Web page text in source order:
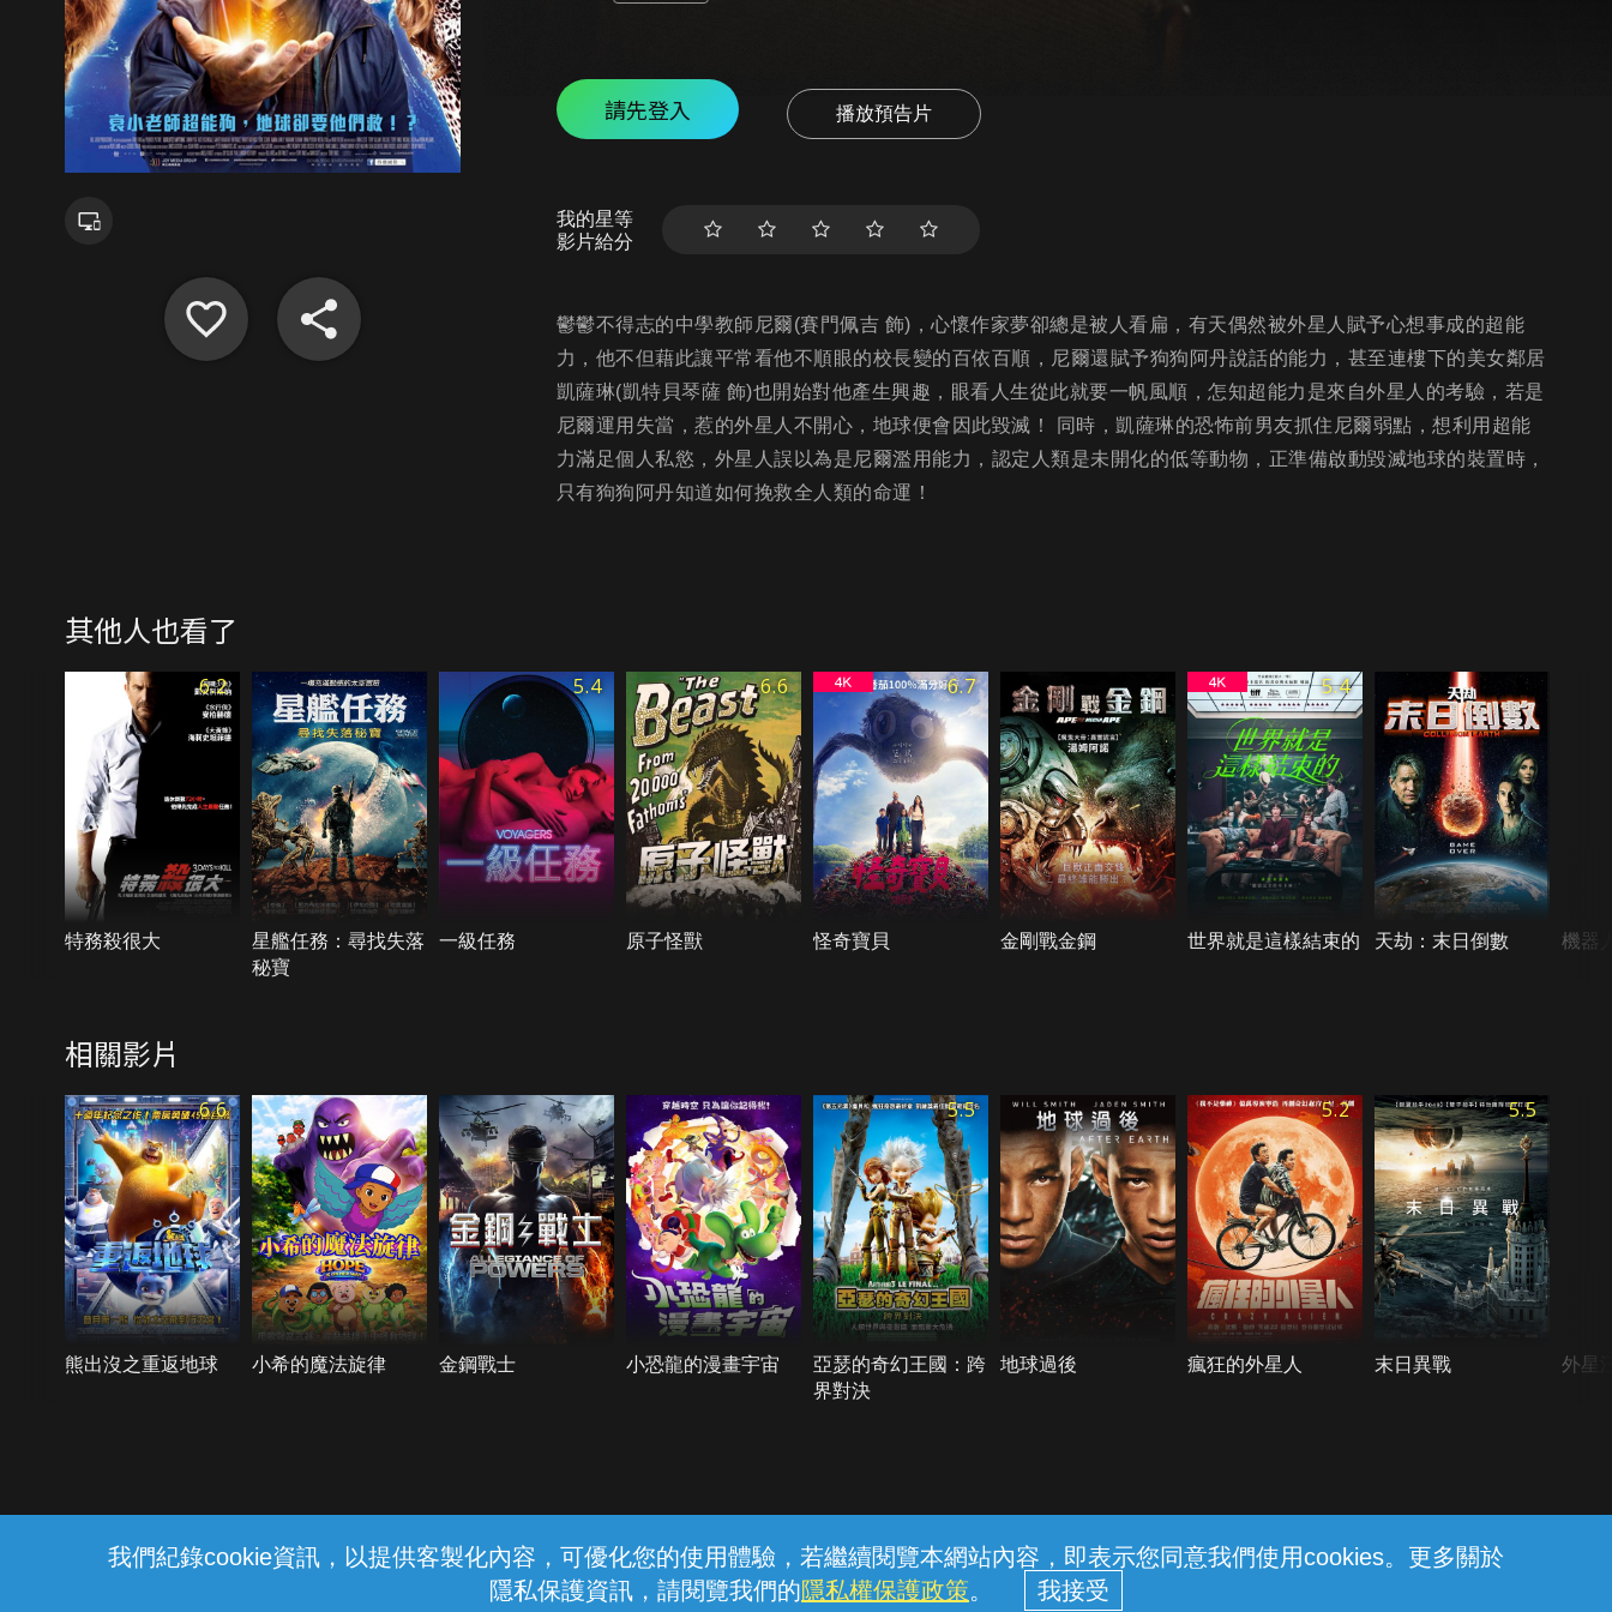
我們紀錄cookie資訊，以提供客製化內容，可優化您的使用體驗，若繼續閱覽本網站內容，即表示您同意我們使用cookies。更多關於
隱私保護資訊，請閱覽我們的隱私權保護政策。
請先登入 播放預告片
我的星等
影片給分
鬱鬱不得志的中學教師尼爾(賽門佩吉 飾)，心懷作家夢卻總是被人看扁，有天偶然被外星人賦予心想事成的超能
力，他不但藉此讓平常看他不順眼的校長變的百依百順，尼爾還賦予狗狗阿丹說話的能力，甚至連樓下的美女鄰居
凱薩琳(凱特貝琴薩 飾)也開始對他產生興趣，眼看人生從此就要一帆風順，怎知超能力是來自外星人的考驗，若是
尼爾運用失當，惹的外星人不開心，地球便會因此毀滅！ 同時，凱薩琳的恐怖前男友抓住尼爾弱點，想利用超能
力滿足個人私慾，外星人誤以為是尼爾濫用能力，認定人類是未開化的低等動物，正準備啟動毀滅地球的裝置時，
只有狗狗阿丹知道如何挽救全人類的命運！
其他人也看了
6.2
特務殺很大
星艦任務：尋找失落
秘寶
5.4
一級任務
6.6
原子怪獸
6.7
怪奇寶貝 金剛戰金鋼
5.4
世界就是這樣結束的 天劫：末日倒數 機器
相關影片
6.6
熊出沒之重返地球 小希的魔法旋律 金鋼戰士 小恐龍的漫畫宇宙
5.5
亞瑟的奇幻王國：跨
界對決
地球過後
5.2
瘋狂的外星人
5.5
末日異戰 外星
線上客服 服務條款 隱私權保護
中華電信股份有限公司個人家庭分公司 (統一編號：96979949) © 2026